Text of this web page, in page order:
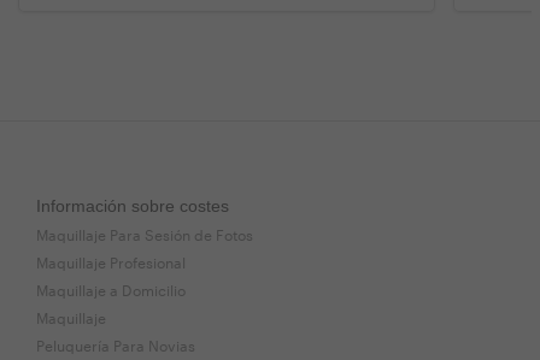
Información sobre costes
Maquillaje Para Sesión de Fotos
Maquillaje Profesional
Maquillaje a Domicilio
Maquillaje
Peluquería Para Novias